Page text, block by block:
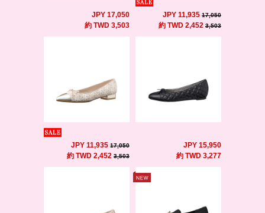
JPY 17,050
約 TWD 3,503
JPY 11,935 17,050
約 TWD 2,452 3,503
JPY 11,935 17,050
約 TWD 2,452 3,503
JPY 15,950
約 TWD 3,277